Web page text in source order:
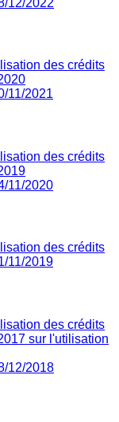
des crédits
11/2021
des crédits
11/2020
des crédits
11/2019
des crédits
sur l'utilisation
12/2018